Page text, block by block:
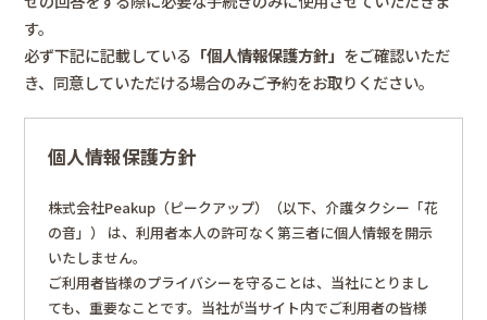
す。
必ず下記に記載している 「個人情報保護方針」 をご確認いただ
き、同意していただける場合のみご予約をお取りください。
個人情報保護方針
株式会社Peakup（ピークアップ）（以下、介護タクシー「花
の音」） は、利用者本人の許可なく第三者に個人情報を開示
いたしません。
ご利用者皆様のプライバシーを守ることは、当社にとりまし
ても、重要なことです。当社が当サイト内でご利用者の皆様